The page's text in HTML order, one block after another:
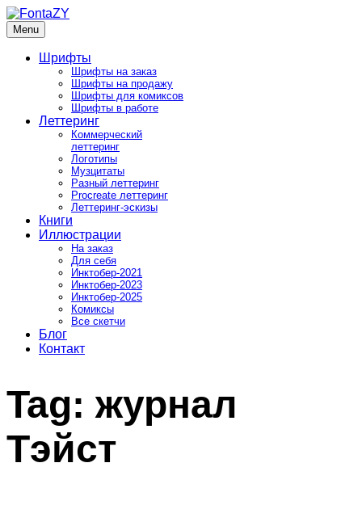
Skip
to
content
FontaZY
Fonts and pictures by Zakhar Yaschin
Menu
Шрифты
Шрифты на заказ
Шрифты на продажу
Шрифты для комиксов
Шрифты в работе
Леттеринг
Коммерческий
леттеринг
Логотипы
Музцитаты
Разный леттеринг
Procreate леттеринг
Леттеринг-эскизы
Книги
Иллюстрации
На заказ
Для себя
Инктобер-2021
Инктобер-2023
Инктобер-2025
Комиксы
Все скетчи
Блог
Контакт
Tag: журнал
Тэйст